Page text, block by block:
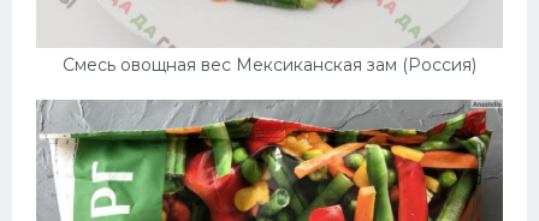
Смесь овощная вес Мексиканская зам (Россия)